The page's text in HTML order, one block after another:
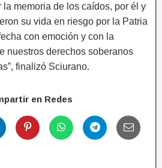
memoria de los caídos, por él y
su vida en riesgo por la Patria
con emoción y con la
nuestros derechos soberanos
finalizó Sciurano.
en Redes